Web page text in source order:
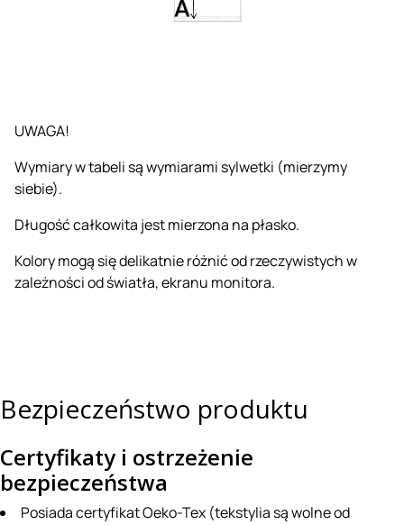
UWAGA!
Wymiary w tabeli są wymiarami sylwetki (mierzymy
siebie).
Długość całkowita jest mierzona na płasko.
Kolory mogą się delikatnie różnić od rzeczywistych w
zależności od światła, ekranu monitora.
Bezpieczeństwo produktu
Certyfikaty i ostrzeżenie
bezpieczeństwa
Posiada certyfikat Oeko-Tex (tekstylia są wolne od